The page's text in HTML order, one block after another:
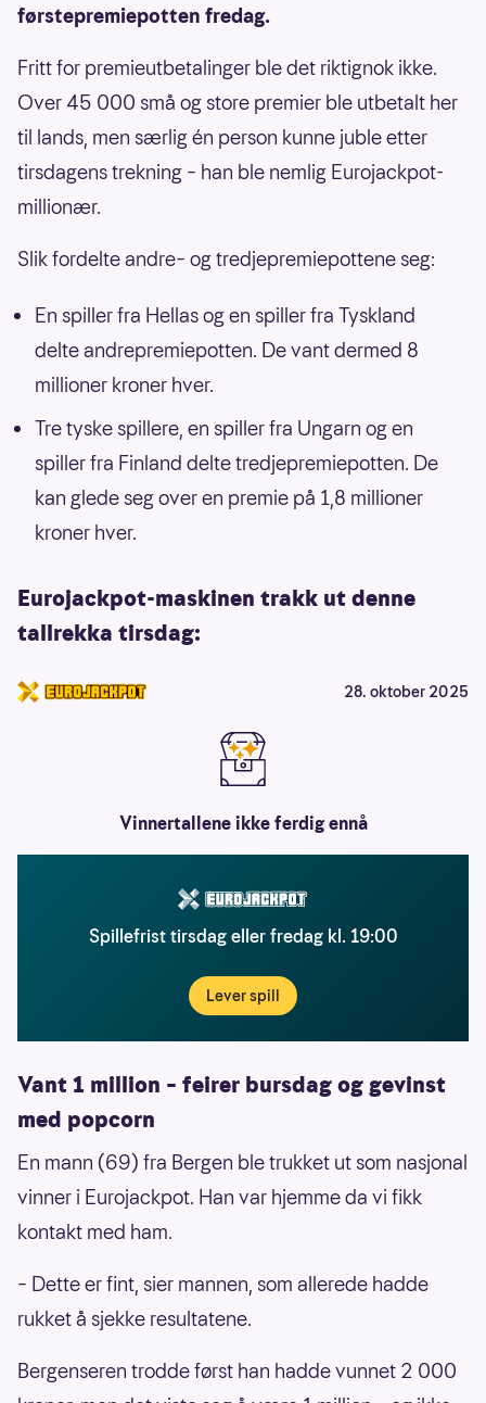
førstepremiepotten fredag.
Fritt for premieutbetalinger ble det riktignok ikke.
Over 45 000 små og store premier ble utbetalt her
til lands, men særlig én person kunne juble etter
tirsdagens trekning – han ble nemlig Eurojackpot-
millionær.
Slik fordelte andre– og tredjepremiepottene seg:
En spiller fra Hellas og en spiller fra Tyskland
delte andrepremiepotten. De vant dermed 8
millioner kroner hver.
Tre tyske spillere, en spiller fra Ungarn og en
spiller fra Finland delte tredjepremiepotten. De
kan glede seg over en premie på 1,8 millioner
kroner hver.
Eurojackpot-maskinen trakk ut denne
tallrekka tirsdag:
28. oktober 2025
Vinnertallene ikke ferdig ennå
Spillefrist tirsdag eller fredag kl. 19:00
Lever spill
Vant 1 million – feirer bursdag og gevinst
med popcorn
En mann (69) fra Bergen ble trukket ut som nasjonal
vinner i Eurojackpot. Han var hjemme da vi fikk
kontakt med ham.
– Dette er fint, sier mannen, som allerede hadde
rukket å sjekke resultatene.
Bergenseren trodde først han hadde vunnet 2 000